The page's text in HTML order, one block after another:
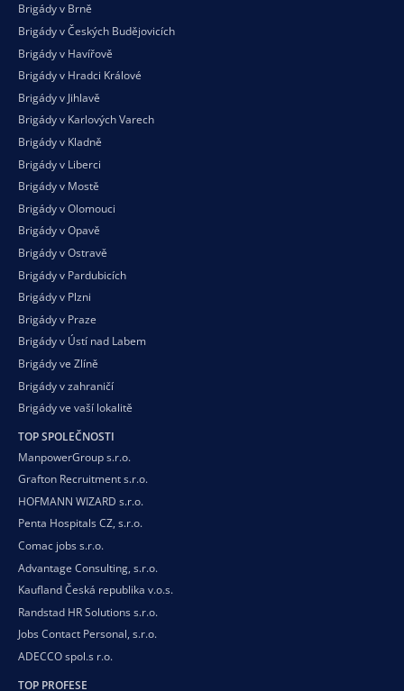
Brigády v Brně
Brigády v Českých Budějovicích
Brigády v Havířově
Brigády v Hradci Králové
Brigády v Jihlavě
Brigády v Karlových Varech
Brigády v Kladně
Brigády v Liberci
Brigády v Mostě
Brigády v Olomouci
Brigády v Opavě
Brigády v Ostravě
Brigády v Pardubicích
Brigády v Plzni
Brigády v Praze
Brigády v Ústí nad Labem
Brigády ve Zlíně
Brigády v zahraničí
Brigády ve vaší lokalitě
TOP SPOLEČNOSTI
ManpowerGroup s.r.o.
Grafton Recruitment s.r.o.
HOFMANN WIZARD s.r.o.
Penta Hospitals CZ, s.r.o.
Comac jobs s.r.o.
Advantage Consulting, s.r.o.
Kaufland Česká republika v.o.s.
Randstad HR Solutions s.r.o.
Jobs Contact Personal, s.r.o.
ADECCO spol.s r.o.
TOP PROFESE